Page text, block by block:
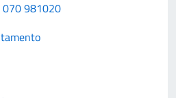
070 981020